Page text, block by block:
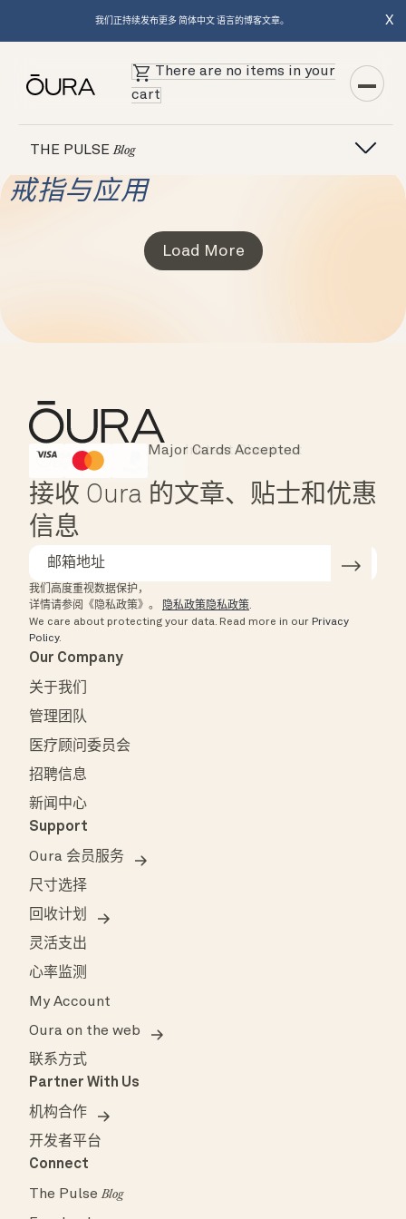
我们正持续发布更多 简体中文 语言的博客文章。 X
There are no items in your
cart
THE PULSEBlog
戒指与应用
Load More
HSA/FSA Eligible
Instant Checkout
Major Cards Accepted
接收 Oura 的文章、贴士和优惠
信息
我们高度重视数据保护，
详情请参阅《隐私政策》。
隐私政策隐私政策.
We care about protecting your data. Read more in our Privacy
Policy.
Our Company
关于我们
管理团队
医疗顾问委员会
招聘信息
新闻中心
Support
Oura 会员服务
尺寸选择
回收计划
灵活支出
心率监测
My Account
Oura on the web
联系方式
Partner With Us
机构合作
开发者平台
Connect
The PulseBlog